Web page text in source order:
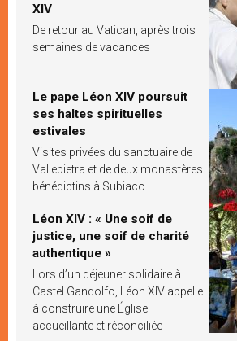
XIV
De retour au Vatican, après trois
semaines de vacances
Le pape Léon XIV poursuit
ses haltes spirituelles
estivales
Visites privées du sanctuaire de
Vallepietra et de deux monastères
bénédictins à Subiaco
Léon XIV : « Une soif de
justice, une soif de charité
authentique »
Lors d’un déjeuner solidaire à
Castel Gandolfo, Léon XIV appelle
à construire une Église
accueillante et réconciliée